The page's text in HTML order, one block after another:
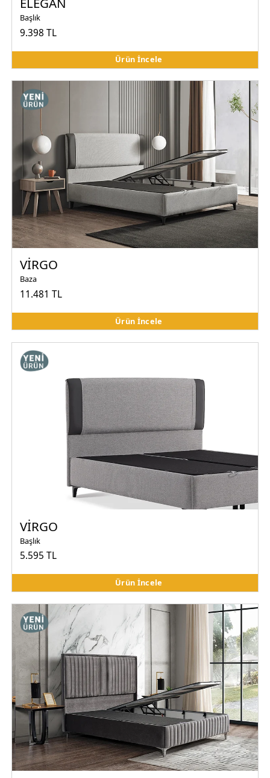
Başlık
9.398 TL
Ürün İncele
VİRGO
Baza
11.481 TL
Ürün İncele
VİRGO
Başlık
5.595 TL
Ürün İncele